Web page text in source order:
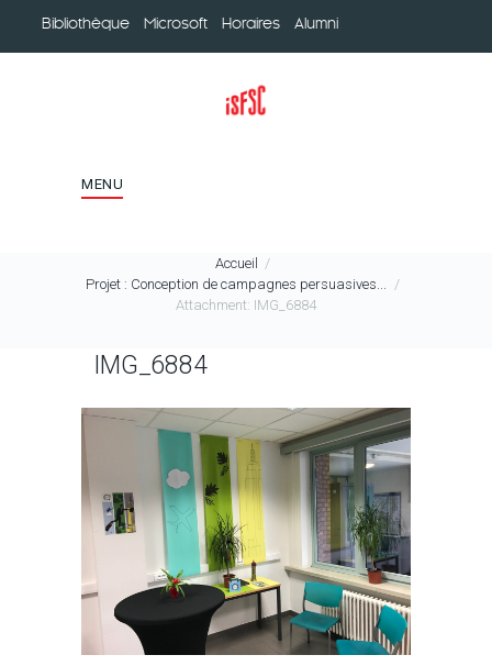
Bibliothèque Microsoft Horaires Alumni
MENU
Accueil
Projet : Conception de campagnes persuasives...
Attachment: IMG_6884
IMG_6884